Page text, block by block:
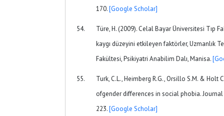
170.[Google Scholar]
Türe, H. (2009). Celal Bayar Üniversitesi Tıp
kaygı düzeyini etkileyen faktörler, Uzmanlık
Fakültesi, Psikiyatri Anabilim Dalı, Manisa.
Turk, C.L., Heimberg R.G., Orsillo S.M. & Holt
ofgender differences in social phobia.
223.[Google Scholar]